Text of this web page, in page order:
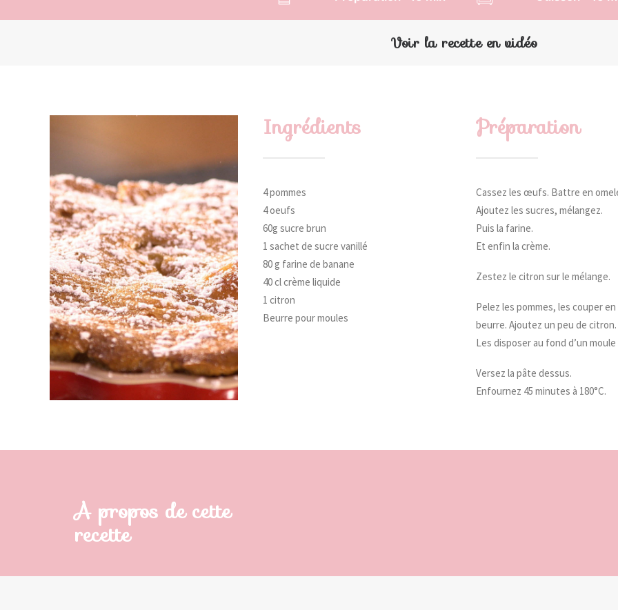
Voir la recette en vidéo
Ingrédients
4 pommes
4 oeufs
60g sucre brun
1 sachet de sucre vanillé
80 g farine de banane
40 cl crème liquide
1 citron
Beurre pour moules
Préparation
Cassez les œufs. Battre en
Ajoutez les sucres, mélangez.
Puis la farine.
Et enfin la crème.
Zestez le citron sur le mélange.
Pelez les pommes, les couper
beurre. Ajoutez un peu de citron.
Les disposer au fond d’un
Versez la pâte dessus.
Enfournez 45 minutes à 180°C.
A propos de cette
recette